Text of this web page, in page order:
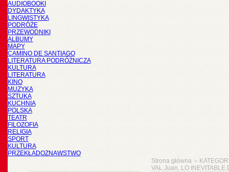
AUDIOBOOKI
DYDAKTYKA
LINGWISTYKA
PODRÓŻE
PRZEWODNIKI
ALBUMY
MAPY
CAMINO DE SANTIAGO
LITERATURA PODRÓŻNICZA
KULTURA
LITERATURA
KINO
MUZYKA
SZTUKA
KUCHNIA
POLSKA
TEATR
FILOZOFIA
RELIGIA
SPORT
KULTURA
PRZEKŁADOZNAWSTWO
Strona główna >
VAL Juan, LO INEVITABLE